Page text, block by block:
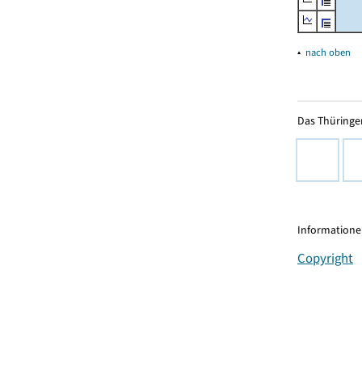
▴ nach oben
Das
Copyright